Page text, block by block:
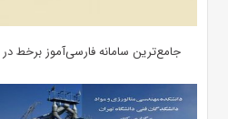
جامع‌ترین سامانه فارسی‌آموز برخط